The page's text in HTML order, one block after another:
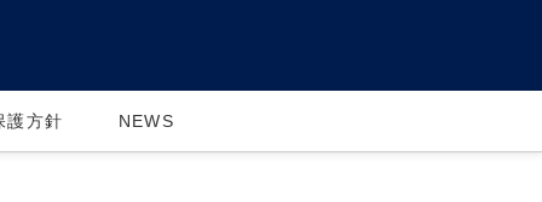
護方針 NEWS